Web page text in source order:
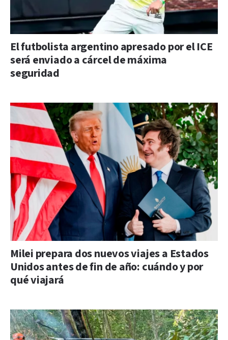
El futbolista argentino apresado por el ICE
será enviado a cárcel de máxima
seguridad
Milei prepara dos nuevos viajes a Estados
Unidos antes de fin de año: cuándo y por
qué viajará